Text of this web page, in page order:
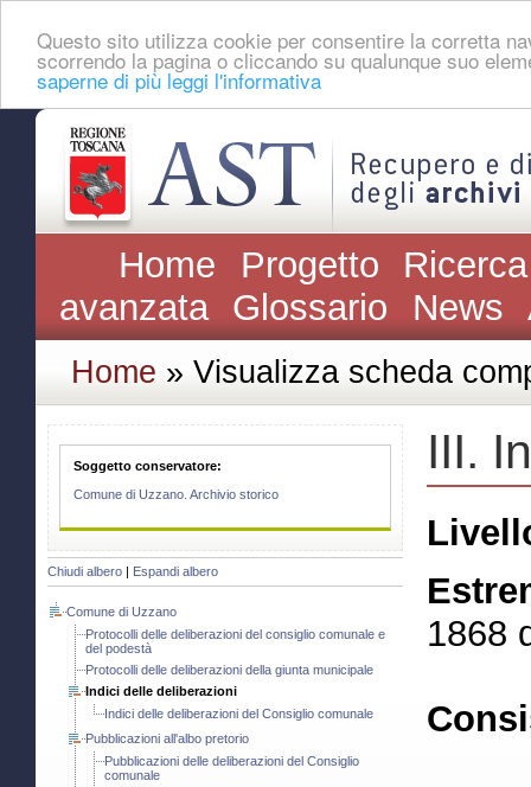
Questo sito utilizza cookie per consentire la corretta
scorrendo la pagina o cliccando su qualunque suo
saperne di più leggi l'informativa
Home Progetto
avanzata Glossario News
Home » Visualizza scheda
Soggetto conservatore:
Comune di Uzzano. Archivio storico
Chiudi albero Espandi albero
Comune di Uzzano
Protocolli delle deliberazioni del consiglio comunale e
del podestà
Protocolli delle deliberazioni della giunta municipale
Indici delle deliberazioni
Indici delle deliberazioni del Consiglio comunale
Pubblicazioni all'albo pretorio
Pubblicazioni delle deliberazioni del Consiglio
comunale
III.
1868